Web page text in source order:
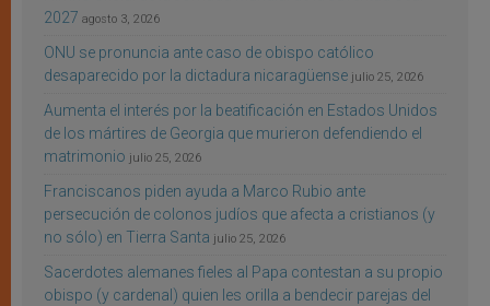
2027 agosto 3, 2026
ONU se pronuncia ante caso de obispo católico
desaparecido por la dictadura nicaragüense julio 25, 2026
Aumenta el interés por la beatificación en Estados Unidos
de los mártires de Georgia que murieron defendiendo el
matrimonio julio 25, 2026
Franciscanos piden ayuda a Marco Rubio ante
persecución de colonos judíos que afecta a cristianos (y
no sólo) en Tierra Santa julio 25, 2026
Sacerdotes alemanes fieles al Papa contestan a su propio
obispo (y cardenal) quien les orilla a bendecir parejas del